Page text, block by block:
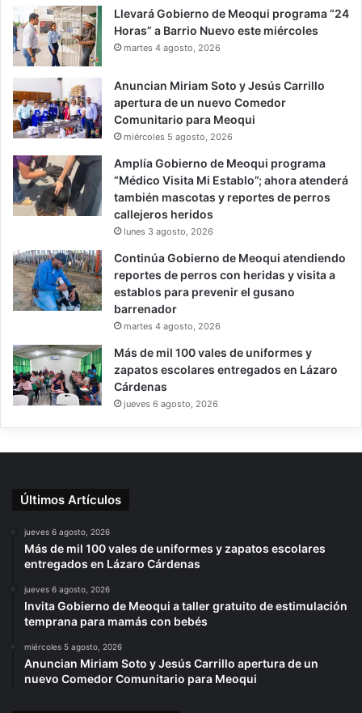
Llevará Gobierno de Meoqui programa “24
Horas” a Barrio Nuevo este miércoles
martes 4 agosto, 2026
Anuncian Miriam Soto y Jesús Carrillo
apertura de un nuevo Comedor
Comunitario para Meoqui
miércoles 5 agosto, 2026
Amplía Gobierno de Meoqui programa
“Médico Visita Mi Establo”; ahora atenderá
también mascotas y reportes de perros
callejeros heridos
lunes 3 agosto, 2026
Continúa Gobierno de Meoqui atendiendo
reportes de perros con heridas y visita a
establos para prevenir el gusano
barrenador
martes 4 agosto, 2026
Más de mil 100 vales de uniformes y
zapatos escolares entregados en Lázaro
Cárdenas
jueves 6 agosto, 2026
Últimos Artículos
jueves 6 agosto, 2026
Más de mil 100 vales de uniformes y zapatos escolares
entregados en Lázaro Cárdenas
jueves 6 agosto, 2026
Invita Gobierno de Meoqui a taller gratuito de estimulación
temprana para mamás con bebés
miércoles 5 agosto, 2026
Anuncian Miriam Soto y Jesús Carrillo apertura de un
nuevo Comedor Comunitario para Meoqui